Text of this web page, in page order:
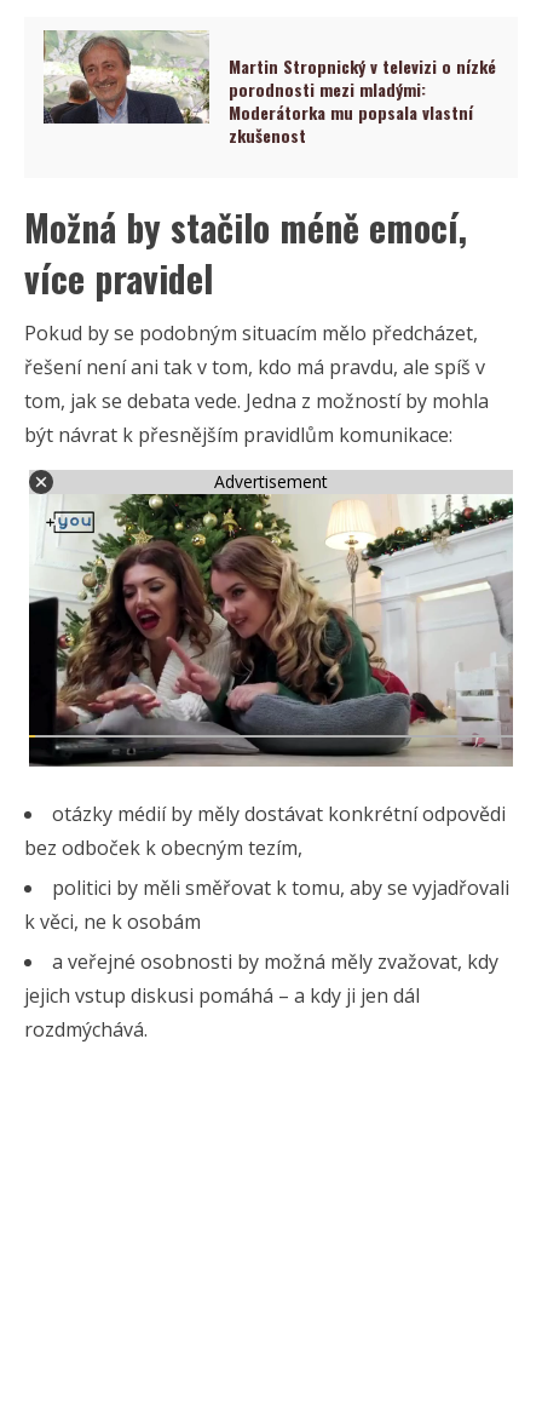
Martin Stropnický v televizi o nízké
porodnosti mezi mladými:
Moderátorka mu popsala vlastní
zkušenost
Možná by stačilo méně emocí,
více pravidel
Pokud by se podobným situacím mělo předcházet,
řešení není ani tak v tom, kdo má pravdu, ale spíš v
tom, jak se debata vede. Jedna z možností by mohla
být návrat k přesnějším pravidlům komunikace:
Advertisement
otázky médií by měly dostávat konkrétní odpovědi
bez odboček k obecným tezím,
politici by měli směřovat k tomu, aby se vyjadřovali
k věci, ne k osobám
a veřejné osobnosti by možná měly zvažovat, kdy
jejich vstup diskusi pomáhá – a kdy ji jen dál
rozdmýchává.